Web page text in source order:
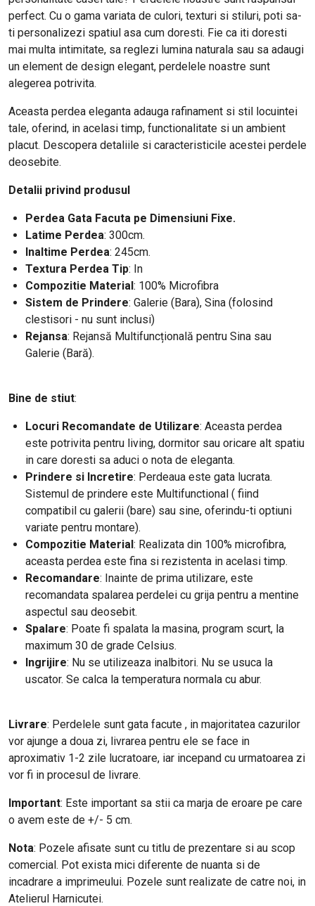
perfect. Cu o gama variata de culori, texturi si stiluri, poti sa-
ti personalizezi spatiul asa cum doresti. Fie ca iti doresti
mai multa intimitate, sa reglezi lumina naturala sau sa adaugi
un element de design elegant, perdelele noastre sunt
alegerea potrivita.
Aceasta perdea eleganta adauga rafinament si stil locuintei
tale, oferind, in acelasi timp, functionalitate si un ambient
placut. Descopera detaliile si caracteristicile acestei perdele
deosebite.
Detalii privind produsul
Perdea Gata Facuta pe Dimensiuni Fixe.
Latime Perdea: 300cm.
Inaltime Perdea: 245cm.
Textura Perdea Tip: In
Compozitie Material: 100% Microfibra
Sistem de Prindere: Galerie (Bara), Sina (folosind
clestisori - nu sunt inclusi)
Rejansa: Rejansă Multifuncțională pentru Sina sau
Galerie (Bară).
Bine de stiut:
Locuri Recomandate de Utilizare: Aceasta perdea
este potrivita pentru living, dormitor sau oricare alt spatiu
in care doresti sa aduci o nota de eleganta.
Prindere si Incretire: Perdeaua este gata lucrata.
Sistemul de prindere este Multifunctional ( fiind
compatibil cu galerii (bare) sau sine, oferindu-ti optiuni
variate pentru montare).
Compozitie Material: Realizata din 100% microfibra,
aceasta perdea este fina si rezistenta in acelasi timp.
Recomandare: Inainte de prima utilizare, este
recomandata spalarea perdelei cu grija pentru a mentine
aspectul sau deosebit.
Spalare: Poate fi spalata la masina, program scurt, la
maximum 30 de grade Celsius.
Ingrijire: Nu se utilizeaza inalbitori. Nu se usuca la
uscator. Se calca la temperatura normala cu abur.
Livrare: Perdelele sunt gata facute , in majoritatea cazurilor
vor ajunge a doua zi, livrarea pentru ele se face in
aproximativ 1-2 zile lucratoare, iar incepand cu urmatoarea zi
vor fi in procesul de livrare.
Important: Este important sa stii ca marja de eroare pe care
o avem este de +/- 5 cm.
Nota: Pozele afisate sunt cu titlu de prezentare si au scop
comercial. Pot exista mici diferente de nuanta si de
incadrare a imprimeului. Pozele sunt realizate de catre noi, in
Atelierul Harnicutei.